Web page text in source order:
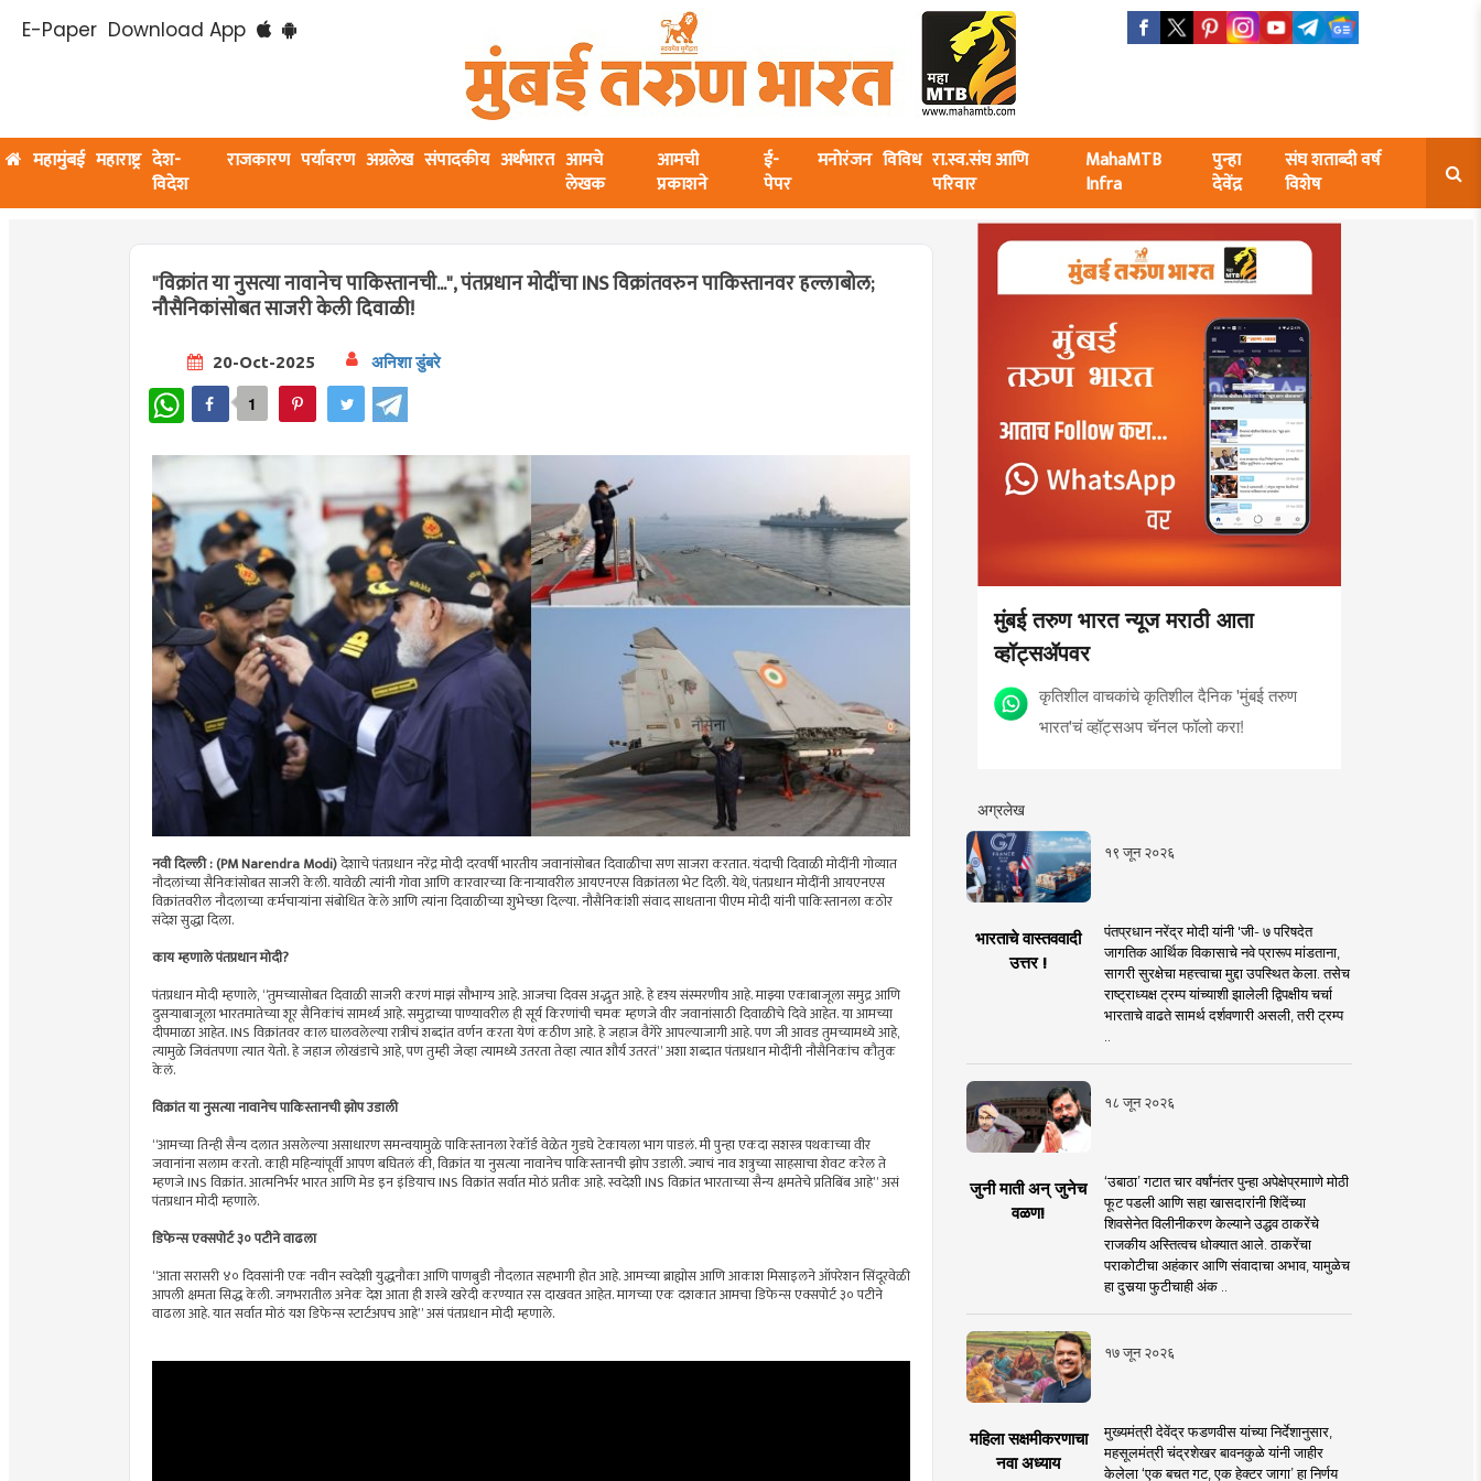
E-Paper Download App
महामुंबई महाराष्ट्र देश-
विदेश
राजकारण पर्यावरण अग्रलेख संपादकीय अर्थभारत आमचे
लेखक
आमची
प्रकाशने
ई-
पेपर
मनोरंजन विविध रा.स्व.संघ आणि
परिवार
MahaMTB
Infra
पुन्हा
देवेंद्र
संघ शताब्दी वर्ष
विशेष
"विक्रांत या नुसत्या नावानेच पाकिस्तानची...", पंतप्रधान मोदींचा INS विक्रांतवरुन पाकिस्तानवर हल्लाबोल;
नौसैनिकांसोबत साजरी केली दिवाळी!
20-Oct-2025 अनिशा डुंबरे
WhatsApp
1
नवी दिल्ली : (PM Narendra Modi)देशाचे पंतप्रधान नरेंद्र मोदी दरवर्षी भारतीय जवानांसोबत दिवाळीचा सण साजरा करतात. यंदाची दिवाळी मोदींनी गोव्यात
नौदलांच्या सैनिकांसोबत साजरी केली. यावेळी त्यांनी गोवा आणि कारवारच्या किनाऱ्यावरील आयएनएस विक्रांतला भेट दिली. येथे, पंतप्रधान मोदींनी आयएनएस
विक्रांतवरील नौदलाच्या कर्मचाऱ्यांना संबोधित केले आणि त्यांना दिवाळीच्या शुभेच्छा दिल्या. नौसैनिकांशी संवाद साधताना पीएम मोदी यांनी पाकिस्तानला कठोर
संदेश सुद्धा दिला.
काय म्हणाले पंतप्रधान मोदी?
पंतप्रधान मोदी म्हणाले, “तुमच्यासोबत दिवाळी साजरी करणं माझं सौभाग्य आहे. आजचा दिवस अद्भुत आहे. हे दृश्य संस्मरणीय आहे. माझ्या एकाबाजूला समुद्र आणि
दुसऱ्याबाजूला भारतमातेच्या शूर सैनिकांचं सामर्थ्य आहे. समुद्राच्या पाण्यावरील ही सूर्य किरणांची चमक म्हणजे वीर जवानांसाठी दिवाळीचे दिवे आहेत. या आमच्या
दीपमाळा आहेत. INS विक्रांतवर काल घालवलेल्या रात्रीचं शब्दांत वर्णन करता येणं कठीण आहे. हे जहाज वैगेरे आपल्याजागी आहे. पण जी आवड तुमच्यामध्ये आहे,
त्यामुळे जिवंतपणा त्यात येतो. हे जहाज लोखंडाचे आहे, पण तुम्ही जेव्हा त्यामध्ये उतरता तेव्हा त्यात शौर्य उतरतं” अशा शब्दात पंतप्रधान मोदींनी नौसैनिकांच कौतुक
केलं.
विक्रांत या नुसत्या नावानेच पाकिस्तानची झोप उडाली
“आमच्या तिन्ही सैन्य दलात असलेल्या असाधारण समन्वयामुळे पाकिस्तानला रेकॉर्ड वेळेत गुडघे टेकायला भाग पाडलं. मी पुन्हा एकदा सशस्त्र पथकाच्या वीर
जवानांना सलाम करतो. काही महिन्यांपूर्वी आपण बघितलं की, विक्रांत या नुसत्या नावानेच पाकिस्तानची झोप उडाली. ज्याचं नाव शत्रुच्या साहसाचा शेवट करेल ते
म्हणजे INS विक्रांत. आत्मनिर्भर भारत आणि मेड इन इंडियाच INS विक्रांत सर्वात मोठं प्रतीक आहे. स्वदेशी INS विक्रांत भारताच्या सैन्य क्षमतेचे प्रतिबिंब आहे” असं
पंतप्रधान मोदी म्हणाले.
डिफेन्स एक्सपोर्ट ३० पटीने वाढला
“आता सरासरी ४० दिवसांनी एक नवीन स्वदेशी युद्धनौका आणि पाणबुडी नौदलात सहभागी होत आहे. आमच्या ब्राह्मोस आणि आकाश मिसाइलने ऑपरेशन सिंदूरवेळी
आपली क्षमता सिद्ध केली. जगभरातील अनेक देश आता ही शस्त्रे खरेदी करण्यात रस दाखवत आहेत. मागच्या एक दशकात आमचा डिफेन्स एक्सपोर्ट ३० पटीने
वाढला आहे. यात सर्वात मोठं यश डिफेन्स स्टार्टअपच आहे” असं पंतप्रधान मोदी म्हणाले.
मुंबई तरुण भारत न्यूज मराठी आता
व्हॉट्सॲपवर
कृतिशील वाचकांचे कृतिशील दैनिक 'मुंबई तरुण
भारत'चं व्हॉट्सअप चॅनल फॉलो करा!
अग्रलेख
१९ जून २०२६
भारताचे वास्तववादी
उत्तर !
पंतप्रधान नरेंद्र मोदी यांनी 'जी- ७ परिषदेत
जागतिक आर्थिक विकासाचे नवे प्रारूप मांडताना,
सागरी सुरक्षेचा महत्त्वाचा मुद्दा उपस्थित केला. तसेच
राष्ट्राध्यक्ष ट्रम्प यांच्याशी झालेली द्विपक्षीय चर्चा
भारताचे वाढते सामर्थ दर्शवणारी असली, तरी ट्रम्प
१८ जून २०२६
जुनी माती अन् जुनेच
वळण!
‘उबाठा’ गटात चार वर्षांनंतर पुन्हा अपेक्षेप्रमााणे मोठी
फूट पडली आणि सहा खासदारांनी शिंदेंच्या
शिवसेनेत विलीनीकरण केल्याने उद्धव ठाकरेंचे
राजकीय अस्तित्वच धोक्यात आले. ठाकरेंचा
पराकोटीचा अहंकार आणि संवादाचा अभाव, यामुळेच
हा दुसर्‍या फुटीचाही अंक ..
१७ जून २०२६
महिला सक्षमीकरणाचा
नवा अध्याय
मुख्यमंत्री देवेंद्र फडणवीस यांच्या निर्देशानुसार,
महसूलमंत्री चंद्रशेखर बावनकुळे यांनी जाहीर
केलेला ‘एक बचत गट, एक हेक्टर जागा’ हा निर्णय